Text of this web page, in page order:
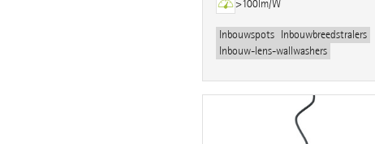
>100lm/W
Inbouwspots Inbouwbreedstralers
Inbouw-lens-wallwashers